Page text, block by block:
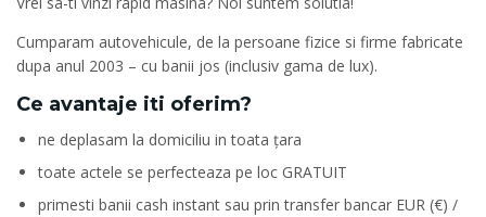
Cumparam autovehicule, de la persoane fizice si firme fabricate
dupa anul 2003 – cu banii jos (inclusiv gama de lux).
Ce avantaje iti oferim?
ne deplasam la domiciliu in toata țara
toate actele se perfecteaza pe loc GRATUIT
primesti banii cash instant sau prin transfer bancar EUR (€) /